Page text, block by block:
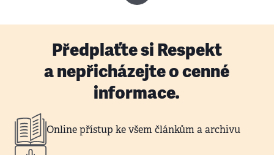
Předplaťte si Respekt
a nepřicházejte o cenné
informace.
Online přístup ke všem článkům a archivu